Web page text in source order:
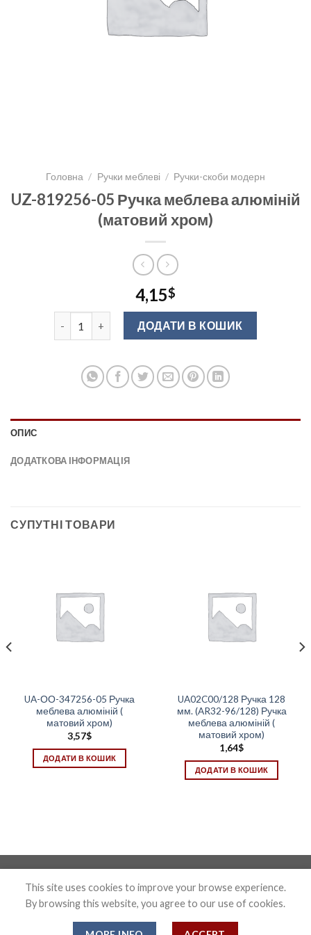
Головна / Ручки меблеві / Ручки-скоби модерн
UZ-819256-05 Ручка меблева алюміній
(матовий хром)
4,15$
UZ-819256-05 Ручка меблева алюміній (матовий
ДОДАТИ В КОШИК
ОПИС
ДОДАТКОВА ІНФОРМАЦІЯ
СУПУТНІ ТОВАРИ
UA-ОО-347256-05 Ручка
меблева алюміній (
матовий хром)
3,57$
ДОДАТИ В КОШИК
UA02C00/128 Ручка 128
мм. (AR32-96/128) Ручка
меблева алюміній (
матовий хром)
1,64$
ДОДАТИ В КОШИК
Copyright 2026 ©Confix
This site uses cookies to improve your browse experience.
By browsing this website, you agree to our use of cookies.